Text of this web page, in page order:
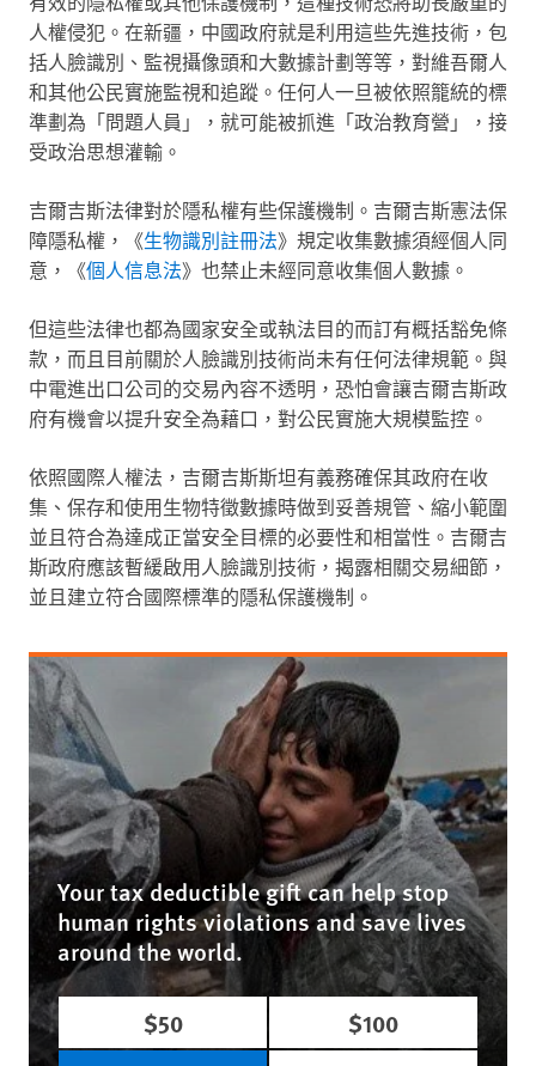
人權侵犯。在新疆，中國政府就是利用這些先進技術，包
括人臉識別、監視攝像頭和大數據計劃等等，對維吾爾人
和其他公民實施監視和追蹤。任何人一旦被依照籠統的標
準劃為「問題人員」，就可能被抓進「政治教育營」，接
受政治思想灌輸。
吉爾吉斯法律對於隱私權有些保護機制。吉爾吉斯憲法保
障隱私權，《生物識別註冊法》規定收集數據須經個人同
意，《個人信息法》也禁止未經同意收集個人數據。
但這些法律也都為國家安全或執法目的而訂有概括豁免條
款，而且目前關於人臉識別技術尚未有任何法律規範。與
中電進出口公司的交易內容不透明，恐怕會讓吉爾吉斯政
府有機會以提升安全為藉口，對公民實施大規模監控。
依照國際人權法，吉爾吉斯斯坦有義務確保其政府在收
集、保存和使用生物特徵數據時做到妥善規管、縮小範圍
並且符合為達成正當安全目標的必要性和相當性。吉爾吉
斯政府應該暫緩啟用人臉識別技術，揭露相關交易細節，
並且建立符合國際標準的隱私保護機制。
Your tax deductible gift can help stop
human rights violations and save lives
around the world.
$50
$100